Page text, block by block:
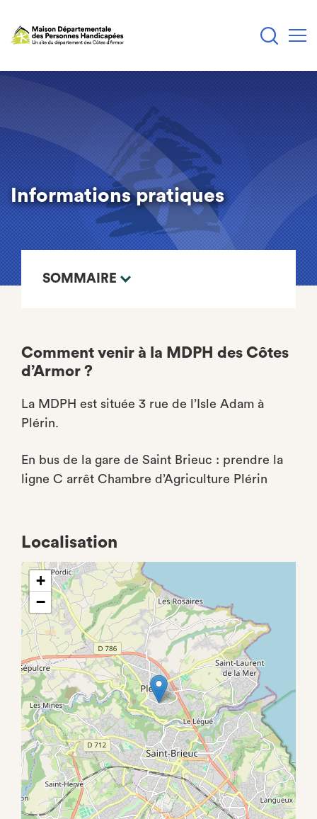
Aller
au
contenu
principal
Informations pratiques
SOMMAIRE
Comment venir à la MDPH des Côtes
d’Armor ?
La MDPH est située 3 rue de l’Isle Adam à
Plérin.
En bus de la gare de Saint Brieuc : prendre la
ligne C arrêt Chambre d’Agriculture Plérin
Localisation
+
−